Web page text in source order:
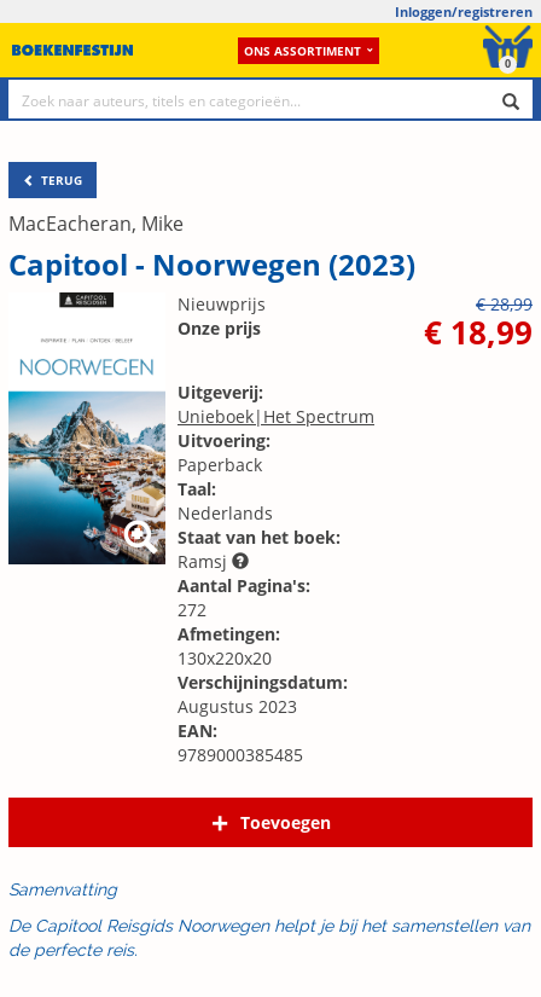
Inloggen/registreren
ONS ASSORTIMENT
0
TERUG
MacEacheran, Mike
Capitool - Noorwegen (2023)
Nieuwprijs
€ 28,99
Onze prijs
€ 18,99
Uitgeverij:
Unieboek|Het Spectrum
Uitvoering:
Paperback
Taal:
Nederlands
Staat van het boek:
Ramsj
Aantal Pagina's:
272
Afmetingen:
130x220x20
Verschijningsdatum:
Augustus 2023
EAN:
9789000385485
Toevoegen
Samenvatting
De Capitool Reisgids Noorwegen helpt je bij het samenstellen van
de perfecte reis.